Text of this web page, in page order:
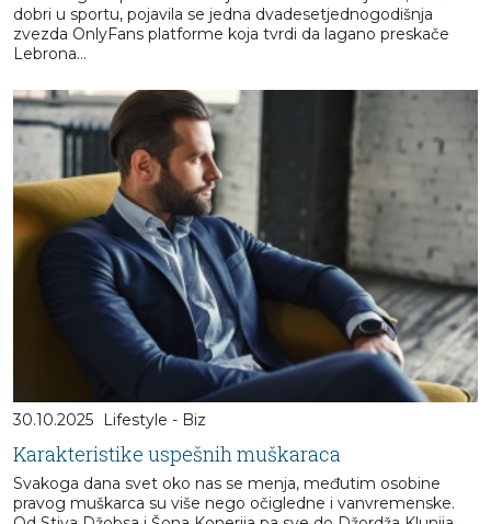
dobri u sportu, pojavila se jedna dvadesetjednogodišnja
zvezda OnlyFans platforme koja tvrdi da lagano preskače
Lebrona...
30.10.2025 Lifestyle - Biz
Karakteristike uspešnih muškaraca
Svakoga dana svet oko nas se menja, međutim osobine
pravog muškarca su više nego očigledne i vanvremenske.